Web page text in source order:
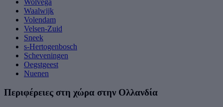
Waalwijk
Volendam
Velsen-Zuid
Sneek
s-Hertogenbosch
Scheveningen
Oegstgeest
Nuenen
Περιφέρειες στη χώρα στην Ολλανδία